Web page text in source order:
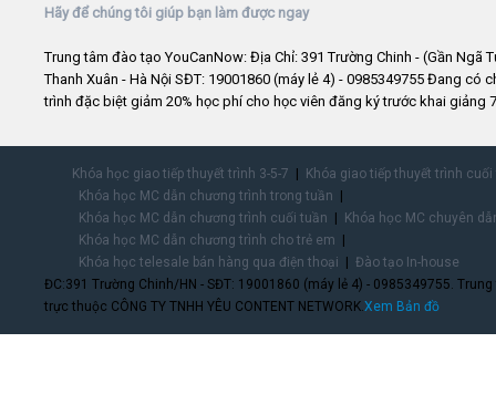
Hãy để chúng tôi giúp bạn làm được ngay
Trung tâm đào tạo YouCanNow: Địa Chỉ: 391 Trường Chinh - (Gần Ngã
Thanh Xuân - Hà Nội SĐT: 19001860 (máy lẻ 4) - 0985349755 Đang có
trình đặc biệt giảm 20% học phí cho học viên đăng ký trước khai giảng
Khóa học giao tiếp thuyết trình 3-5-7
Khóa giao tiếp thuyết trình
Khóa học MC dẫn chương trình trong tuần
Khóa học MC dẫn chương trình cuối tuần
Khóa học MC chuyên
Khóa học MC dẫn chương trình cho trẻ em
Khóa học telesale bán hàng qua điện thoại
Đào tạo In-house
ĐC:391 Trường Chinh/HN - SĐT: 19001860 (máy lẻ 4) - 0985349755.
trực thuộc CÔNG TY TNHH YÊU CONTENT NETWORK.Xem Bản đồ